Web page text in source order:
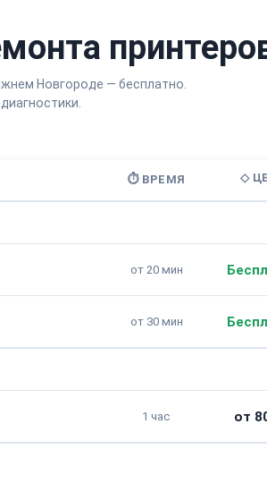
Новгороде — бесплатно.
⏱ ВРЕМЯ ◇
от 20 мин
от 30 мин
1 час от